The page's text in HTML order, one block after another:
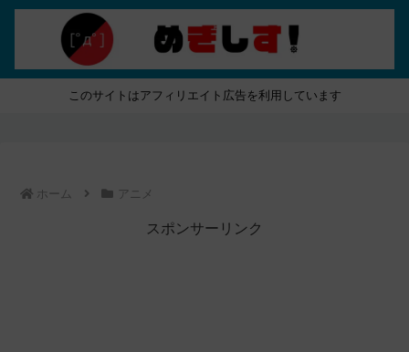
このサイトはアフィリエイト広告を利用しています
ホーム アニメ
スポンサーリンク